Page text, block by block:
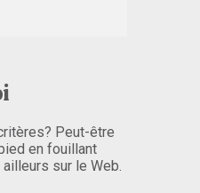
Peut-être
en fouillant
sur le Web.